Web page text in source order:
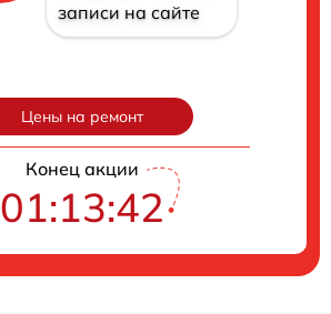
записи на сайте
Цены на ремонт
Конец акции
01:13:41